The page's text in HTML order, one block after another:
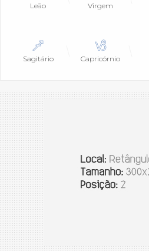
Leão Virgem
Sagitário Capricórnio